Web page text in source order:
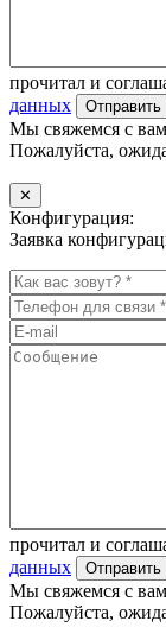
прочитал и
данных
Мы свяжемся с
Пожалуйста,
✕
Конфигурация:
Заявка
прочитал и
данных
Мы свяжемся с
Пожалуйста,